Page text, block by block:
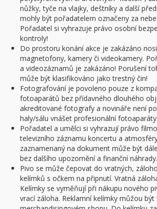
nůžky, tyče na vlajky, deštníky a další
mohly být pořadatelem označeny za
Pořadatel si vyhrazuje právo osobní
kontroly!
Do prostoru konání akce je zakázáno
magnetofony, kamery či videokamery.
a videozáznamů je zakázáno! Porušení
může být klasifikováno jako trestný čin!
Fotografování je povoleno pouze z
fotoaparátů bez přídavného dlouhého
akreditované fotografy a novináře není
haly/sálu vnášet profesionální
Pořadatel a umělci si vyhrazují právo
televizního záznamu koncertu a
zaznamenaný na dokument může být
bez dalšího upozornění a finanční náhrady.
Pivo se může čepovat do vratných,
kelímků s očkem na připnutí. Vratná
Kelímky se vyměňují při nákupu nového
vrací záloha. Reklamní kelímky můžou